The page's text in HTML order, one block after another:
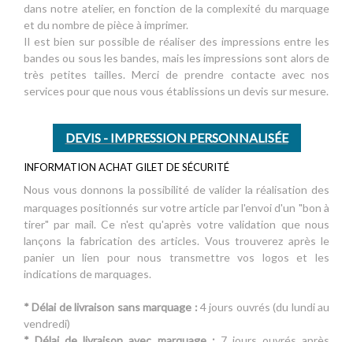
dans notre atelier, en fonction de la complexité du marquage
et du nombre de pièce à imprimer.
Il est bien sur possible de réaliser des impressions entre les
bandes ou sous les bandes, mais les impressions sont alors de
très petites tailles. Merci de prendre contacte avec nos
services pour que nous vous établissions un devis sur mesure.
DEVIS - IMPRESSION PERSONNALISÉE
INFORMATION ACHAT GILET DE SÉCURITÉ
Nous vous donnons la possibilité de valider la réalisation des
marquages positionnés sur votre article par l'envoi d'un "bon à
tirer" par mail. Ce n'est qu'après votre validation que nous
lançons la fabrication des articles. Vous trouverez après le
panier un lien pour nous transmettre vos logos et les
indications de marquages.
* Délai de livraison sans marquage : 4 jours ouvrés (du lundi au
vendredi)